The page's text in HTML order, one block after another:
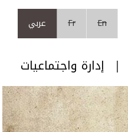
En
Fr عربي
إدارة واجتماعيات